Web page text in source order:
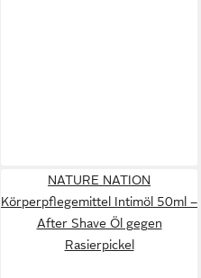
NATURE NATION
Körperpflegemittel Intimöl 50ml –
After Shave Öl gegen
Rasierpickel